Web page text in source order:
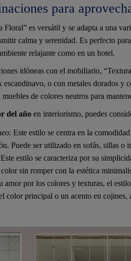
para
Floral” es versátil y se adapta a una
calma y serenidad. Es perfecto
relajante como en un hotel.
idóneas con el mobiliario,
escandinavo, o con metales dorados y
de colores neutros para
del año en interiorismo, puedes
Este estilo se centra en la
Puede ser utilizado en sofás, sillas o
estilo se caracteriza por su
sin romper con la estética
amor por los colores y texturas, el
color principal o un acento en cojines,